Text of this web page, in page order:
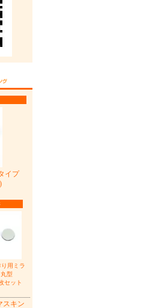
イプ
用ミラ
型
セット
スキン